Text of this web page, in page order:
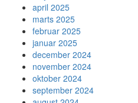
april 2025
marts 2025
februar 2025
januar 2025
december 2024
november 2024
oktober 2024
september 2024